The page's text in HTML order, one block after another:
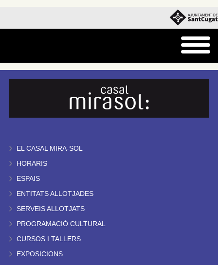
EL CASAL MIRA-SOL
HORARIS
ESPAIS
ENTITATS ALLOTJADES
SERVEIS ALLOTJATS
PROGRAMACIÓ CULTURAL
CURSOS I TALLERS
EXPOSICIONS